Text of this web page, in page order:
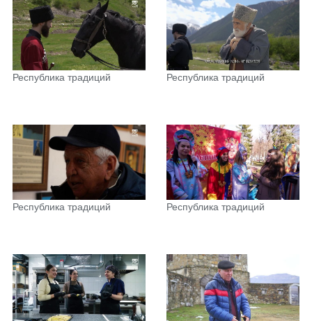
Республика традиций Республика традиций
Республика традиций Республика традиций